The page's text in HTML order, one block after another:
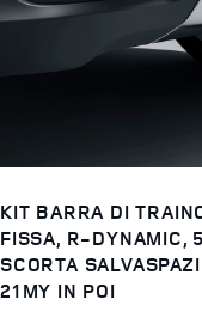
KIT BARRA DI
FISSA, R-DYNAMIC,
SCORTA
21MY IN POI